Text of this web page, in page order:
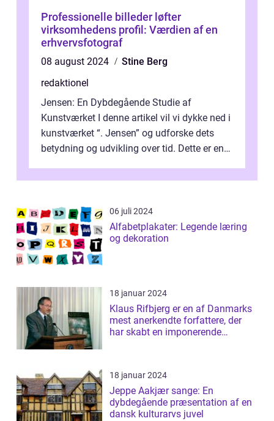
Professionelle billeder løfter
virksomhedens profil: Værdien af en
erhvervsfotograf
08 august 2024
Stine Berg
redaktionel
Jensen: En Dybdegående Studie af
Kunstværket I denne artikel vil vi dykke ned i
kunstværket “. Jensen” og udforske dets
betydning og udvikling over tid. Dette er en
06 juli 2024
Alfabetplakater: Legende læring
og dekoration
18 januar 2024
Klaus Rifbjerg er en af Danmarks
mest anerkendte forfattere, der
har skabt en imponerende
18 januar 2024
Jeppe Aakjær sange: En
dybdegående præsentation af en
dansk kulturarvs juvel